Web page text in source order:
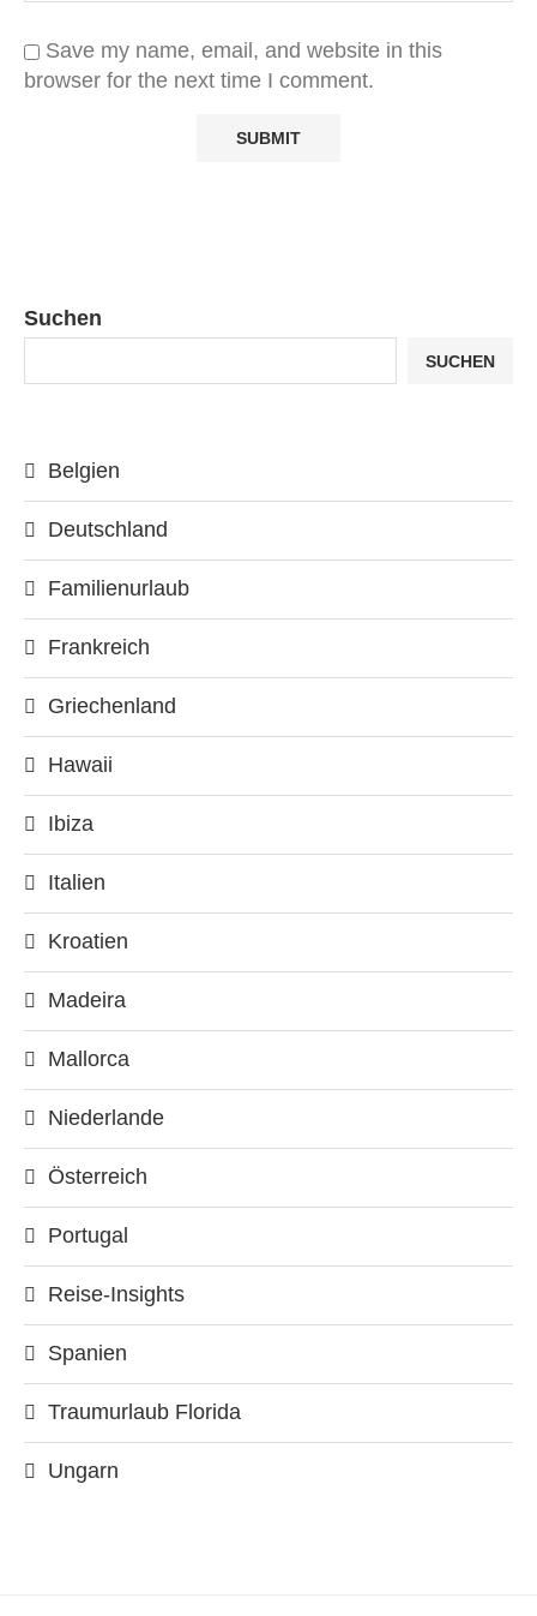
Save my name, email, and website in this
browser for the next time I comment.
Suchen
SUCHEN
Belgien
Deutschland
Familienurlaub
Frankreich
Griechenland
Hawaii
Ibiza
Italien
Kroatien
Madeira
Mallorca
Niederlande
Österreich
Portugal
Reise-Insights
Spanien
Traumurlaub Florida
Ungarn